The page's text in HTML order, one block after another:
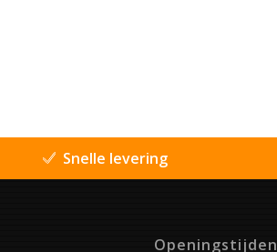
Snelle levering
Openingstijden